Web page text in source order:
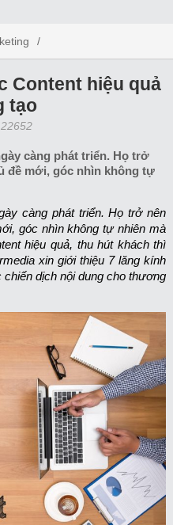
qua 7 lăng kính sáng tạo
Content hiệu quả
tạo
càng phát triển. Họ trở
đề mới, góc nhìn không tự
càng phát triển. Họ trở nên
góc nhìn không tự nhiên mà
hiệu quả, thu hút khách thì
xin giới thiệu 7 lăng kính
dịch nội dung cho thương